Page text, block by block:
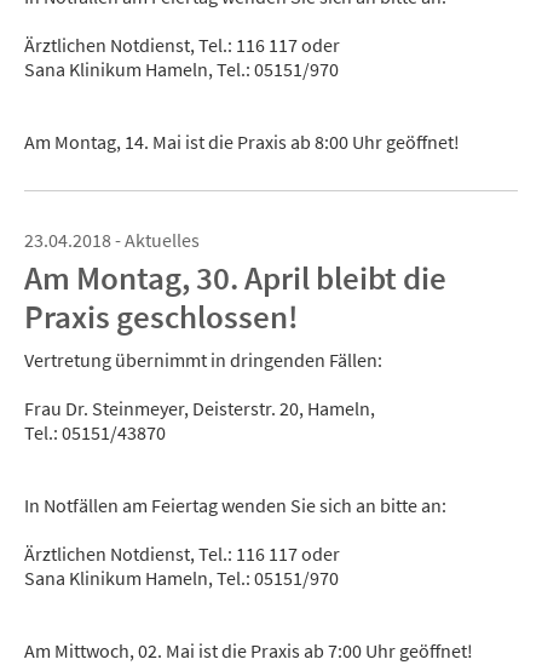
Ärztlichen Notdienst, Tel.: 116 117 oder
Sana Klinikum Hameln, Tel.: 05151/970
Am Montag, 14. Mai ist die Praxis ab 8:00 Uhr geöffnet!
23.04.2018 - Aktuelles
Am Montag, 30. April bleibt die
Praxis geschlossen!
Vertretung übernimmt in dringenden Fällen:
Frau Dr. Steinmeyer, Deisterstr. 20, Hameln,
Tel.: 05151/43870
In Notfällen am Feiertag wenden Sie sich an bitte an:
Ärztlichen Notdienst, Tel.: 116 117 oder
Sana Klinikum Hameln, Tel.: 05151/970
Am Mittwoch, 02. Mai ist die Praxis ab 7:00 Uhr geöffnet!